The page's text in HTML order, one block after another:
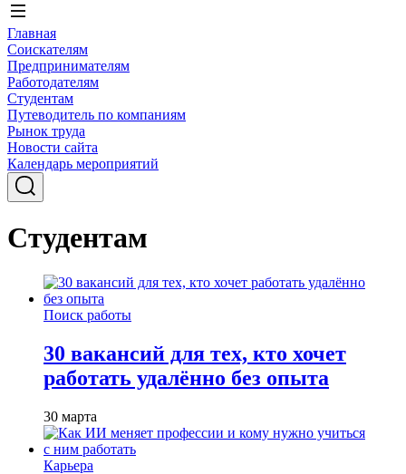
Главная
Соискателям
Предпринимателям
Работодателям
Студентам
Путеводитель по компаниям
Рынок труда
Новости сайта
Календарь мероприятий
Студентам
Поиск работы
30 вакансий для тех, кто хочет
работать удалённо без опыта
30 марта
Карьера